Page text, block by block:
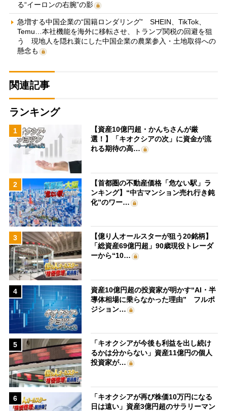
る“イーロンの右腕”の影
急増する中国企業の“国籍ロンダリング” SHEIN、TikTok、
Temu…本社機能を海外に移転させ、トランプ関税の回避を狙
う 現地人を隠れ蓑にした中国企業の農業参入・土地取得への
懸念も
関連記事
ランキング
1
【資産10億円超・かんちさんが厳
選！】「キオクシアの次」に資金が流
れる期待の高…
2
【首都圏の不動産価格「危ない駅」ラ
ンキング】“中古マンション売れ行き鈍
化”のワー…
3
【億り人オールスターが狙う20銘柄】
「総資産69億円超」90歳現役トレーダ
ーから“10…
4
資産10億円超の投資家が明かす“AI・半
導体相場に乗らなかった理由” フルポ
ジション…
5
「キオクシアが今後も利益を出し続け
るかは分からない」資産11億円の個人
投資家が…
6
「キオクシアが再び株価10万円になる
日は遠い」資産3億円超のサラリーマン